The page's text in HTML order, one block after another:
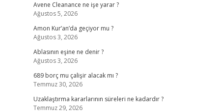
Avene Cleanance ne işe yarar ?
Ağustos 5, 2026
Amon Kur’an’da geçiyor mu ?
Ağustos 3, 2026
Ablasının eşine ne denir ?
Ağustos 3, 2026
689 borç mu çalişir alacak mı ?
Temmuz 30, 2026
Uzaklaştırma kararlarının süreleri ne kadardır ?
Temmuz 29, 2026